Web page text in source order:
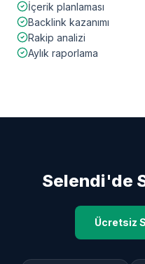
İçerik planlaması
Backlink kazanımı
Rakip analizi
Aylık raporlama
Selendi'de
Ücretsiz